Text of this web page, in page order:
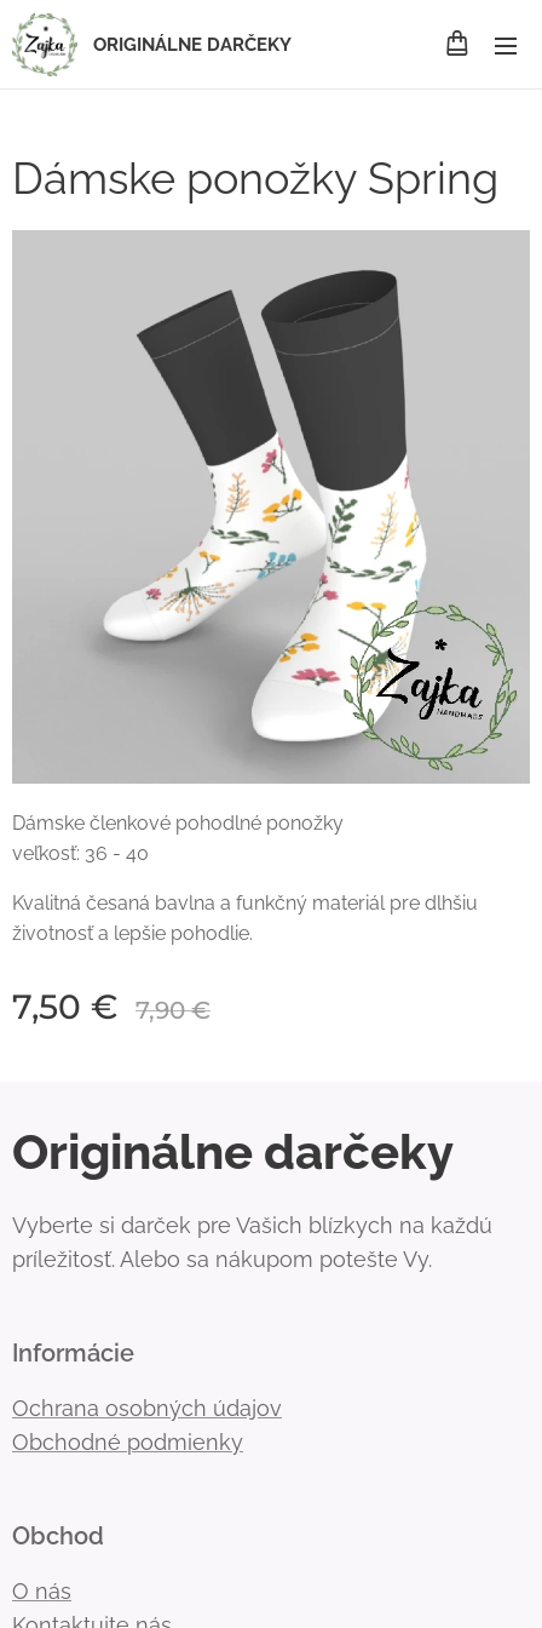
ORIGINÁLNE DARČEKY
Dámske ponožky Spring
Dámske členkové pohodlné ponožky
veľkosť: 36 - 40
Kvalitná česaná bavlna a funkčný materiál pre dlhšiu
životnosť a lepšie pohodlie.
7,50 € 7,90€
Originálne darčeky
Vyberte si darček pre Vašich blízkych na každú
príležitosť. Alebo sa nákupom potešte Vy.
Informácie
Ochrana osobných údajov
Obchodné podmienky
Obchod
O nás